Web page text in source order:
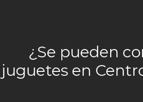
¿Se pueden
juguetes en